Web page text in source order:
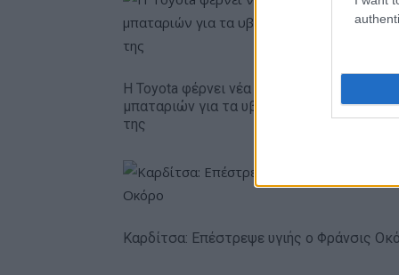
Η Toyota φέρνει νέα γενιά
μπαταριών για τα υβριδικά
της
Σε
Καρδίτσα: Επέστρεψε υγιής ο Φράνσις